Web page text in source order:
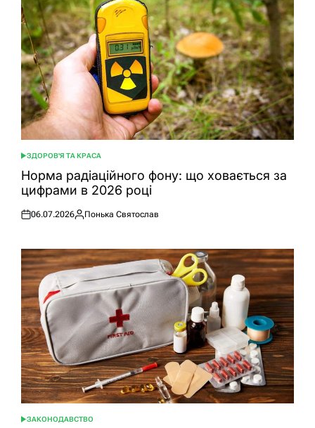
ОПУБЛІКУВАТИ
У
ЗДОРОВ'Я ТА КРАСА
Норма радіаційного фону: що ховається за
цифрами в 2026 році
Оприлюднено
06.07.2026
Опубліковано
Понька Святослав
ОПУБЛІКУВАТИ
ЗАКОНОДАВСТВО